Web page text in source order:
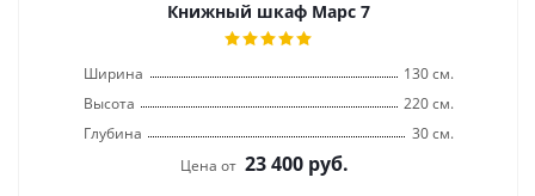
Книжный шкаф Марс 7
Ширина
130 см.
Высота
220 см.
Глубина
30 см.
Цена от 23 400 руб.